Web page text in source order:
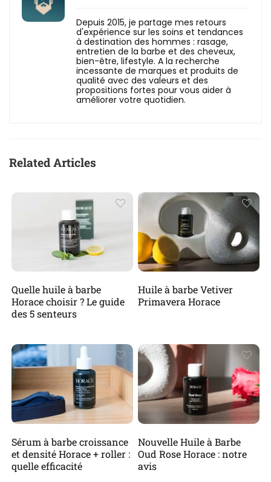
Depuis 2015, je partage mes retours
d'expérience sur les soins et tendances
à destination des hommes : rasage,
entretien de la barbe et des cheveux,
bien-être, lifestyle. A la recherche
incessante de marques et produits de
qualité avec des valeurs et des
propositions fortes pour vous aider à
améliorer votre quotidien.
Related Articles
Quelle huile à barbe
Horace choisir ? Le guide
des 5 senteurs
Huile à barbe Vetiver
Primavera Horace
Sérum à barbe croissance
et densité Horace + roller :
quelle efficacité
Nouvelle Huile à Barbe
Oud Rose Horace : notre
avis